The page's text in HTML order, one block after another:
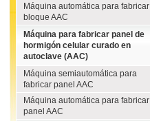
Máquina automática para fabricar
bloque AAC
Máquina para fabricar panel de
hormigón celular curado en
autoclave (AAC)
Máquina semiautomática para
fabricar panel AAC
Máquina automática para fabricar
panel AAC